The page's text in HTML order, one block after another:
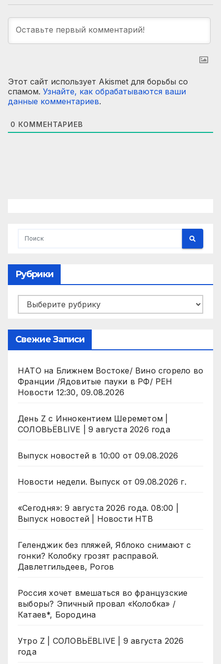
Этот сайт использует Akismet для борьбы со
спамом. Узнайте, как обрабатываются ваши
данные комментариев.
0 КОММЕНТАРИЕВ
Рубрики
Рубрики
Свежие Записи
НАТО на Ближнем Востоке/ Вино сгорело во
Франции /Ядовитые пауки в РФ/ РЕН
Новости 12:30, 09.08.2026
День Z с Иннокентием Шереметом |
СОЛОВЬЁВLIVE | 9 августа 2026 года
Выпуск новостей в 10:00 от 09.08.2026
Новости недели. Выпуск от 09.08.2026 г.
«Сегодня»: 9 августа 2026 года. 08:00 |
Выпуск новостей | Новости НТВ
Геленджик без пляжей, Яблоко снимают с
гонки? Колобку грозят расправой.
Давлетгильдеев, Рогов
Россия хочет вмешаться во французские
выборы? Эпичный провал «Колобка» /
Катаев*, Бородина
Утро Z | СОЛОВЬЁВLIVE | 9 августа 2026
года